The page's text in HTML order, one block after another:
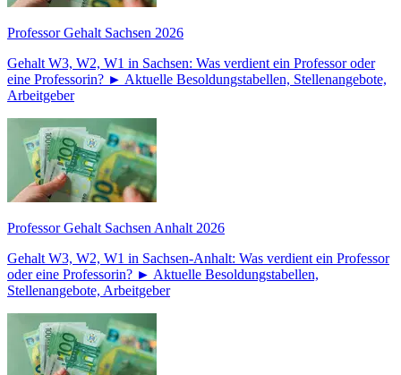
Professor Gehalt Sachsen 2026
Gehalt W3, W2, W1 in Sachsen: Was verdient ein Professor oder
eine Professorin? ► Aktuelle Besoldungstabellen, Stellenangebote,
Arbeitgeber
Professor Gehalt Sachsen Anhalt 2026
Gehalt W3, W2, W1 in Sachsen-Anhalt: Was verdient ein Professor
oder eine Professorin? ► Aktuelle Besoldungstabellen,
Stellenangebote, Arbeitgeber